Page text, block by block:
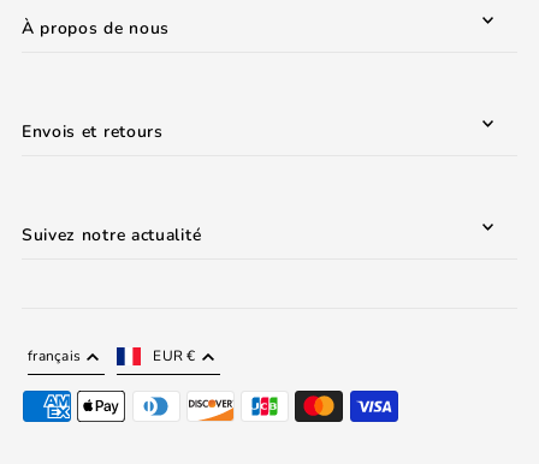
À propos de nous
Envois et retours
Suivez notre actualité
français EUR €